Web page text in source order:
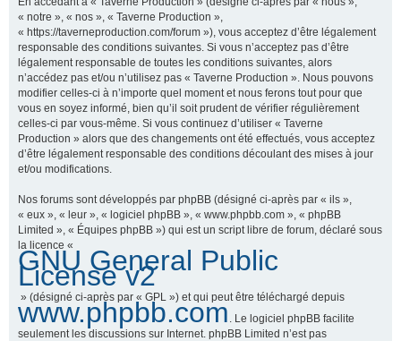
« notre », « nos », « Taverne Production »,
« https://taverneproduction.com/forum »), vous acceptez d’être légalement
responsable des conditions suivantes. Si vous n’acceptez pas d’être
légalement responsable de toutes les conditions suivantes, alors
n’accédez pas et/ou n’utilisez pas « Taverne Production ». Nous pouvons
modifier celles-ci à n’importe quel moment et nous ferons tout pour que
vous en soyez informé, bien qu’il soit prudent de vérifier régulièrement
celles-ci par vous-même. Si vous continuez d’utiliser « Taverne
Production » alors que des changements ont été effectués, vous acceptez
d’être légalement responsable des conditions découlant des mises à jour
et/ou modifications.
Nos forums sont développés par phpBB (désigné ci-après par « ils »,
« eux », « leur », « logiciel phpBB », « www.phpbb.com », « phpBB
Limited », « Équipes phpBB ») qui est un script libre de forum, déclaré sous
la licence «
GNU General Public
License v2
» (désigné ci-après par « GPL ») et qui peut être téléchargé depuis
www.phpbb.com
. Le logiciel phpBB facilite
seulement les discussions sur Internet. phpBB Limited n’est pas